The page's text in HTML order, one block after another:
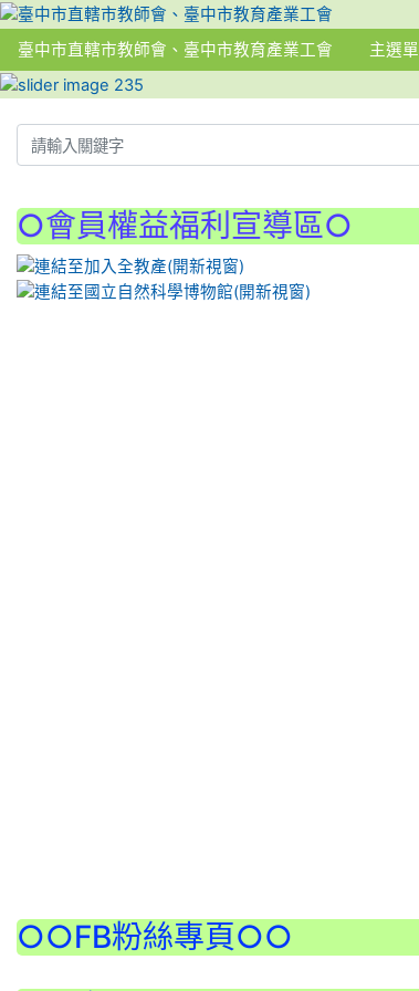
臺中市直轄市教師會、臺中市教育產業工會 主選單
○會員權益福利宣導區○
○○FB粉絲專頁○○